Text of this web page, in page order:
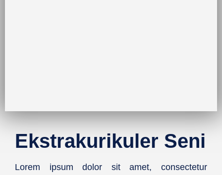
Ekstrakurikuler Seni
Lorem ipsum dolor sit amet, consectetur